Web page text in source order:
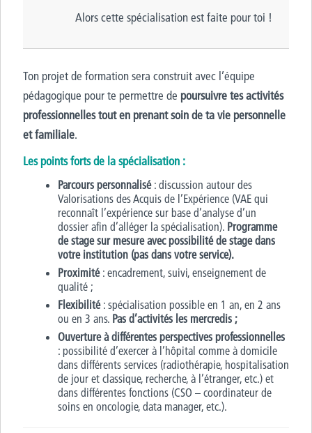
Alors cette spécialisation est faite pour toi !
Ton projet de formation sera construit avec l’équipe
pédagogique pour te permettre de poursuivre tes activités
professionnelles tout en prenant soin de ta vie personnelle
et familiale.
Les points forts de la spécialisation :
Parcours personnalisé : discussion autour des
Valorisations des Acquis de l’Expérience (VAE qui
reconnaît l’expérience sur base d’analyse d’un
dossier afin d’alléger la spécialisation). Programme
de stage sur mesureavec possibilité de stage dans
votre institution (pas dans votre service).
Proximité: encadrement, suivi, enseignement de
qualité ;
Flexibilité: spécialisation possible en 1 an, en 2 ans
ou en 3 ans. Pas d’activités les mercredis ;
Ouverture à différentes perspectives professionnelles
: possibilité d’exercer à l’hôpital comme à domicile
dans différents services (radiothérapie, hospitalisation
de jour et classique, recherche, à l’étranger, etc.) et
dans différentes fonctions (CSO – coordinateur de
soins en oncologie, data manager, etc.).